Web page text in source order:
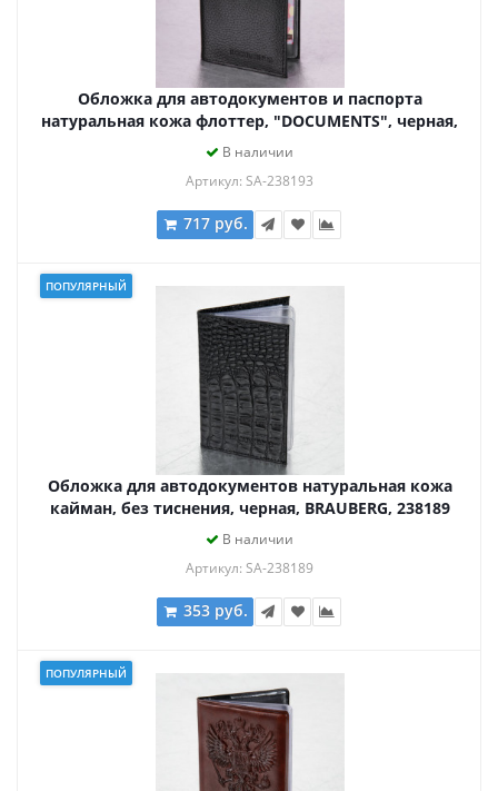
Обложка для автодокументов и паспорта
натуральная кожа флоттер, "DOCUMENTS", черная,
BRAUBERG 238193
В наличии
Артикул: SA-238193
717 руб.
ПОПУЛЯРНЫЙ
Обложка для автодокументов натуральная кожа
кайман, без тиснения, черная, BRAUBERG, 238189
В наличии
Артикул: SA-238189
353 руб.
ПОПУЛЯРНЫЙ